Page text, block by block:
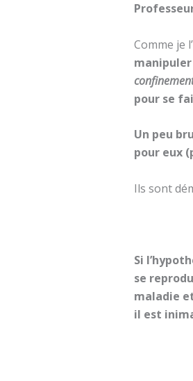
Comme je
pour se
Un peu
pour eux
Ils sont
Si
se
maladie
il est